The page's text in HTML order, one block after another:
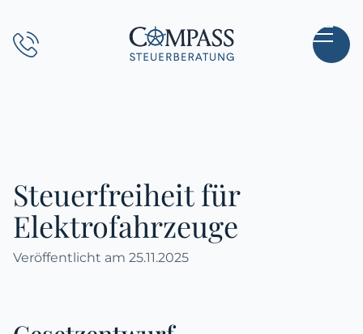
zum
Hauptinhalt
Steuerfreiheit für
Elektrofahrzeuge
Veröffentlicht am 25.11.2025